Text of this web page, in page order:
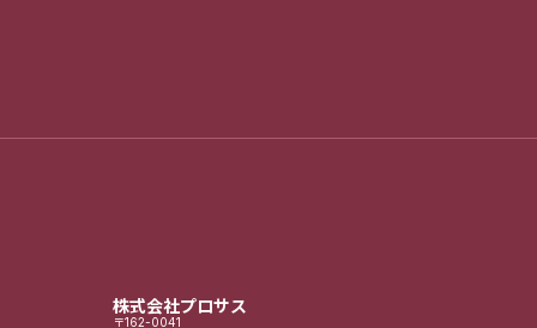
株式会社プロサス
〒162-0041